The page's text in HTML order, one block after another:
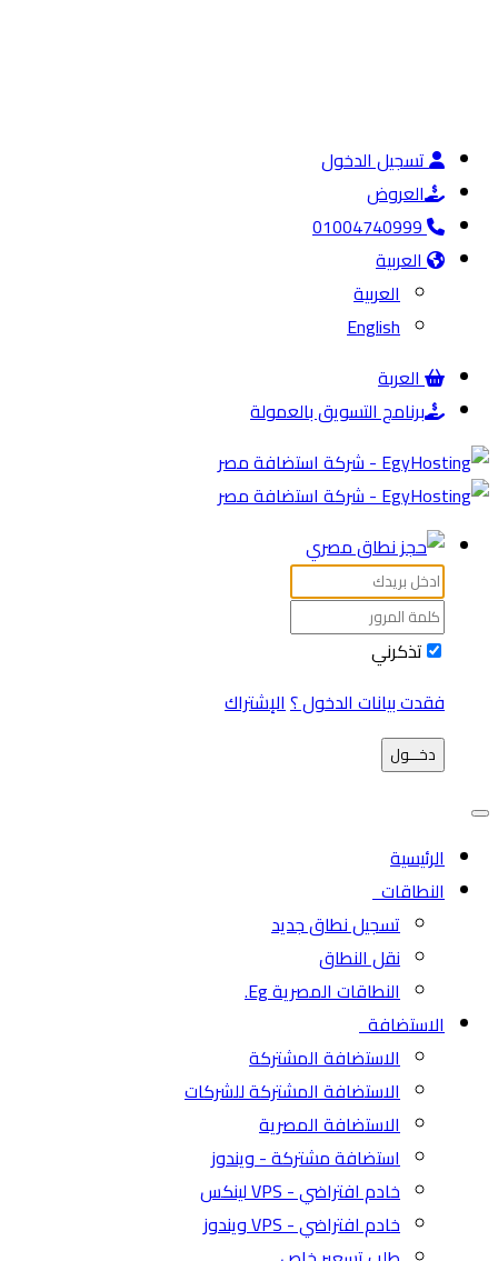
تسجيل الدخول
العروض
01004740999
العربية
العربية
English
العربة
برنامج التسويق بالعمولة
تذكرني
فقدت بيانات الدخول ؟الإشتراك
دخـــول
الرئيسية
النطاقات
تسجيل نطاق جديد
نقل النطاق
النطاقات المصرية Eg.
الاستضافة
الاستضافة المشتركة
الاستضافة المشتركة للشركات
الاستضافة المصرية
استضافة مشتركة - ويندوز
خادم افتراضي - VPS لينكس
خادم افتراضي - VPS ويندوز